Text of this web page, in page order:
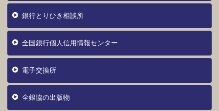
銀行とりひき相談所
全国銀行個人信用情報センター
電子交換所
全銀協の出版物